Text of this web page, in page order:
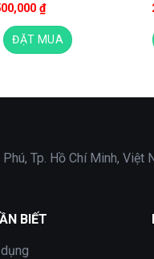
₫.
₫Giá
hiện
tại
là:
2,500,000 ₫.
ĐẶT MUA
Tp. Hồ Chí Minh, Việt
BIẾT